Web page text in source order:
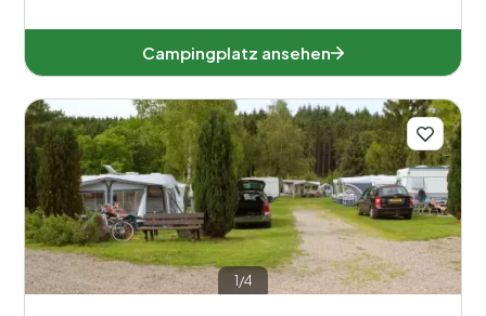
Campingplatz ansehen
1/4